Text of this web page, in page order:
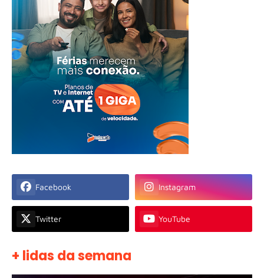
Facebook Instagram
Twitter YouTube
+ lidas da semana